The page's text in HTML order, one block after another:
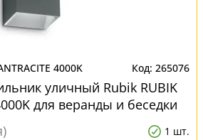
4000K 265076
уличный Rubik RUBIK
для веранды и беседки
1 шт.